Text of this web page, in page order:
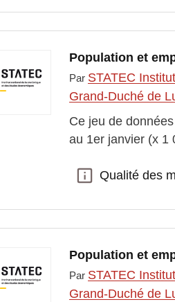
Population et
Par STATEC
Grand-Duché de
Ce jeu de
au 1er janvier (x 1
Qualité des
Qualité des
Population et
Par STATEC
Grand-Duché de